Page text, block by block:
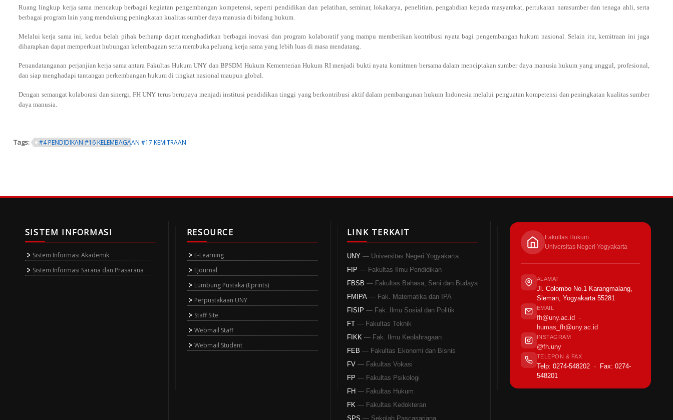
Ruang lingkup kerja sama mencakup berbagai kegiatan pengembangan kompetensi, seperti pendidikan dan pelatihan, seminar, lokakarya, penelitian, pengabdian kepada masyarakat, pertukaran narasumber dan tenaga ahli, serta
berbagai program lain yang mendukung peningkatan kualitas sumber daya manusia di bidang hukum.
Melalui kerja sama ini, kedua belah pihak berharap dapat menghadirkan berbagai inovasi dan program kolaboratif yang mampu memberikan kontribusi nyata bagi pengembangan hukum nasional. Selain itu, kemitraan ini juga
diharapkan dapat memperkuat hubungan kelembagaan serta membuka peluang kerja sama yang lebih luas di masa mendatang.
Penandatanganan perjanjian kerja sama antara Fakultas Hukum UNY dan BPSDM Hukum Kementerian Hukum RI menjadi bukti nyata komitmen bersama dalam menciptakan sumber daya manusia hukum yang unggul, profesional,
dan siap menghadapi tantangan perkembangan hukum di tingkat nasional maupun global.
Dengan semangat kolaborasi dan sinergi, FH UNY terus berupaya menjadi institusi pendidikan tinggi yang berkontribusi aktif dalam pembangunan hukum Indonesia melalui penguatan kompetensi dan peningkatan kualitas sumber
daya manusia.
Tags: #4 PENDIDIKAN #16 KELEMBAGAAN #17 KEMITRAAN
SISTEM INFORMASI
Sistem Informasi Akademik
Sistem Informasi Sarana dan Prasarana
RESOURCE
E-Learning
Ejournal
Lumbung Pustaka (Eprints)
Perpustakaan UNY
Staff Site
Webmail Staff
Webmail Student
LINK TERKAIT
UNY — Universitas Negeri Yogyakarta
FIP — Fakultas Ilmu Pendidikan
FBSB — Fakultas Bahasa, Seni dan Budaya
FMIPA — Fak. Matematika dan IPA
FISIP — Fak. Ilmu Sosial dan Politik
FT — Fakultas Teknik
FIKK — Fak. Ilmu Keolahragaan
FEB — Fakultas Ekonomi dan Bisnis
FV — Fakultas Vokasi
FP — Fakultas Psikologi
FH — Fakultas Hukum
FK — Fakultas Kedokteran
SPS — Sekolah Pascasarjana
Fakultas Hukum
Universitas Negeri Yogyakarta
ALAMAT
Jl. Colombo No.1 Karangmalang,
Sleman, Yogyakarta 55281
EMAIL
fh@uny.ac.id ·
humas_fh@uny.ac.id
INSTAGRAM
@fh.uny
TELEPON & FAX
Telp: 0274-548202 · Fax: 0274-
548201